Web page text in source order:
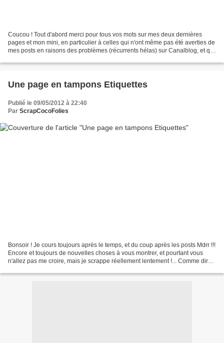
Coucou ! Tout d'abord merci pour tous vos mots sur mes deux dernières
pages et mon mini, en particulier à celles qui n'ont même pas été averties de
mes posts en raisons des problèmes (récurrents hélas) sur Canalblog, et qui
Une page en tampons Etiquettes
Publié le 09/05/2012 à 22:40
Par ScrapCocoFolies
Bonsoir ! Je cours toujours après le temps, et du coup après les posts Mdrr !!!
Encore et toujours de nouvelles choses à vous montrer, et pourtant vous
n'allez pas me croire, mais je scrappe réellement lentement !... Comme dirait